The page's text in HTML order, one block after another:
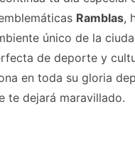
Ramblas,
único de la
de deporte y
en toda su gloria
te dejará maravillado.